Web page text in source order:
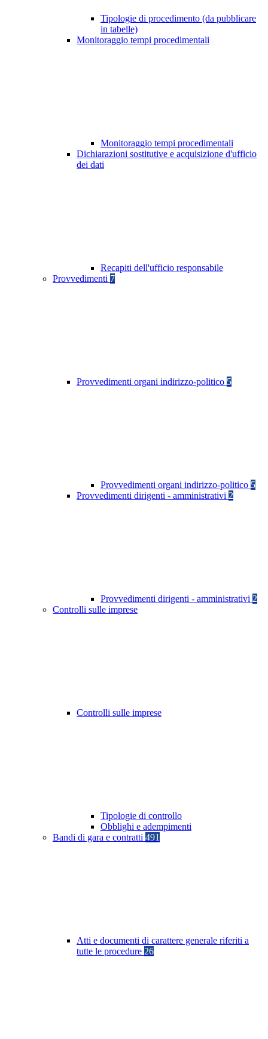
Tipologie di procedimento (da pubblicare
in tabelle)
Monitoraggio tempi procedimentali
Monitoraggio tempi procedimentali
Dichiarazioni sostitutive e acquisizione d'ufficio
dei dati
Recapiti dell'ufficio responsabile
Provvedimenti 7
Provvedimenti organi indirizzo-politico 5
Provvedimenti organi indirizzo-politico 5
Provvedimenti dirigenti - amministrativi 2
Provvedimenti dirigenti - amministrativi 2
Controlli sulle imprese
Controlli sulle imprese
Tipologie di controllo
Obblighi e adempimenti
Bandi di gara e contratti 491
Atti e documenti di carattere generale riferiti a
tutte le procedure 26